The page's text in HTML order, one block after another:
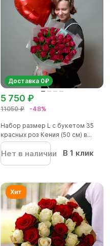
Доставка 0₽
11050 ₽ -48%
5 750 ₽
Набор размер L с букетом 35
красных роз Кения (50 см) в...
Нет в наличии В 1 клик